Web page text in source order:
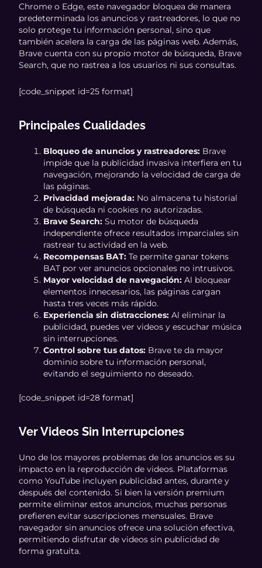
Chrome o Edge, este navegador bloquea de manera
predeterminada los anuncios y rastreadores, lo que no
solo protege tu información personal, sino que
también acelera la carga de las páginas web. Además,
Brave cuenta con su propio motor de búsqueda, Brave
Search, que no rastrea a los usuarios ni sus consultas.
[code_snippet id=25 format]
Principales Cualidades
Bloqueo de anuncios y rastreadores: Brave
impide que la publicidad invasiva interfiera en tu
navegación, mejorando la velocidad de carga de
las páginas.
Privacidad mejorada: No almacena tu historial
de búsqueda ni cookies no autorizadas.
Brave Search: Su motor de búsqueda
independiente ofrece resultados imparciales sin
rastrear tu actividad en la web.
Recompensas BAT: Te permite ganar tokens
BAT por ver anuncios opcionales no intrusivos.
Mayor velocidad de navegación: Al bloquear
elementos innecesarios, las páginas cargan
hasta tres veces más rápido.
Experiencia sin distracciones: Al eliminar la
publicidad, puedes ver videos y escuchar música
sin interrupciones.
Control sobre tus datos: Brave te da mayor
dominio sobre tu información personal,
evitando el seguimiento no deseado.
[code_snippet id=28 format]
Ver Videos Sin Interrupciones
Uno de los mayores problemas de los anuncios es su
impacto en la reproducción de videos. Plataformas
como YouTube incluyen publicidad antes, durante y
después del contenido. Si bien la versión premium
permite eliminar estos anuncios, muchas personas
prefieren evitar suscripciones mensuales. Brave
navegador sin anuncios ofrece una solución efectiva,
permitiendo disfrutar de videos sin publicidad de
forma gratuita.